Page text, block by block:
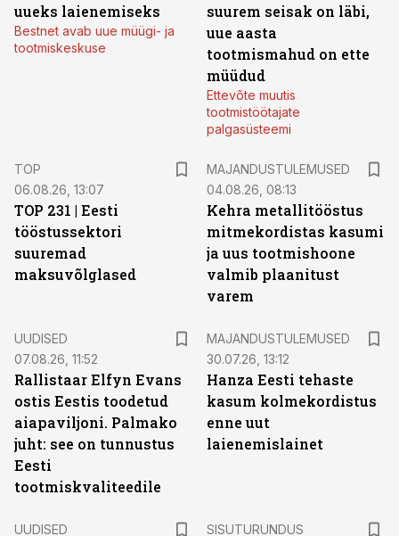
uueks laienemiseks
Bestnet avab uue müügi- ja
tootmiskeskuse
suurem seisak on läbi,
uue aasta
tootmismahud on ette
müüdud
Ettevõte muutis
tootmistöötajate
palgasüsteemi
TOP
06.08.26, 13:07
TOP 231 | Eesti
tööstussektori
suuremad
maksuvõlglased
MAJANDUSTULEMUSED
04.08.26, 08:13
Kehra metallitööstus
mitmekordistas kasumi
ja uus tootmishoone
valmib plaanitust
varem
UUDISED
07.08.26, 11:52
Rallistaar Elfyn Evans
ostis Eestis toodetud
aiapaviljoni. Palmako
juht: see on tunnustus
Eesti
tootmiskvaliteedile
MAJANDUSTULEMUSED
30.07.26, 13:12
Hanza Eesti tehaste
kasum kolmekordistus
enne uut
laienemislainet
UUDISED SISUTURUNDUS